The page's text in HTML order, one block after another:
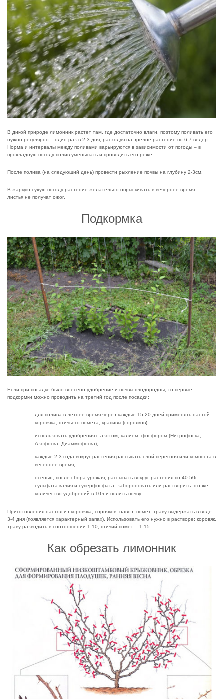
В дикой природе лимонник растет там, где достаточно влаги, поэтому поливать его
нужно регулярно – один раз в 2-3 дня, расходуя на зрелое растение по 6-7 ведер.
Норма и интервалы между поливами варьируются в зависимости от погоды – в
прохладную погоду полив уменьшать и проводить его реже.
После полива (на следующий день) провести рыхление почвы на глубину 2-3см.
В жаркую сухую погоду растение желательно опрыскивать в вечернее время –
листья не получат ожог.
Подкормка
Если при посадке было внесено удобрение и почвы плодородны, то первые
подкормки можно проводить на третий год после посадки:
для полива в летнее время через каждые 15-20 дней применять настой
коровяка, птичьего помета, крапивы (сорняков);
использовать удобрения с азотом, калием, фосфором (Нитрофоска,
Азофоска, Диаммофоска);
каждые 2-3 года вокруг растения рассыпать слой перегноя или компоста в
весеннее время;
осенью, после сбора урожая, рассыпать вокруг растения по 40-50г
сульфата калия и суперфосфата, забороновать или растворить это же
количество удобрений в 10л и полить почву.
Приготовления настоя из коровяка, сорняков: навоз, помет, траву выдержать в воде
3-4 дня (появляется характерный запах). Использовать его нужно в растворе: коровяк,
траву разводить в соотношении 1:10, птичий помет – 1:15.
Как обрезать лимонник